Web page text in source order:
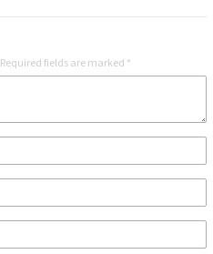
Required fields are marked *